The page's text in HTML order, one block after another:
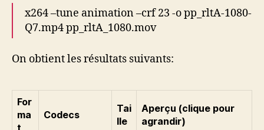
x264 –tune animation –crf 23 -o pp_rltA-1080-
Q7.mp4 pp_rltA_1080.mov
On obtient les résultats suivants:
For
ma
t
Codecs
Tai
lle
Aperçu (clique pour
agrandir)